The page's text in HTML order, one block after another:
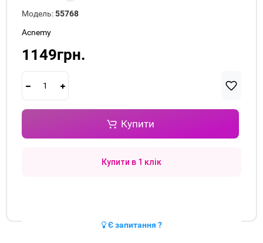
Модель:55768
Acnemy
1149грн.
Купити
Купити в 1 клік
Є запитання ?